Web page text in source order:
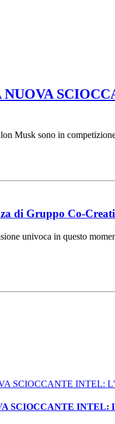
Musk sono in
di Gruppo Co-
univoca in questo
SCIOCCANTE INTEL: